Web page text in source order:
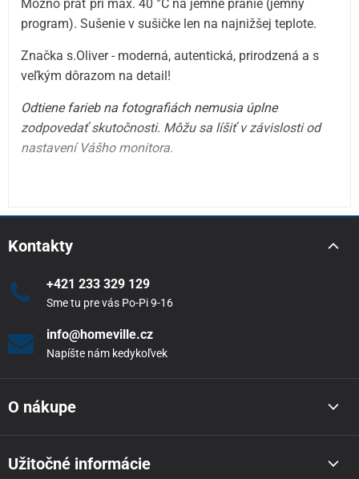
Možno prať pri max. 40 °C na jemné pranie (jemný
program). Sušenie v sušičke len na najnižšej teplote.
Značka s.Oliver - moderná, autentická, prirodzená a s
veľkým dôrazom na detail!
Odtiene farieb na fotografiách nemusia úplne
zodpovedať skutočnosti. Môžu sa líšiť v závislosti od
nastavení Vášho monitora.
Kontakty
+421 233 329 129
Sme tu pre vás Po-Pi 9-16
info@homeville.cz
Napíšte nám kedykoľvek
O nákupe
Užitočné informácie